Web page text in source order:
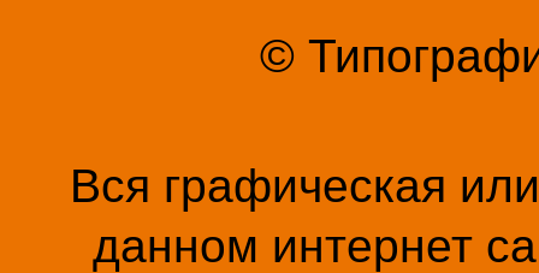
©
Вся графическая
данном интернет